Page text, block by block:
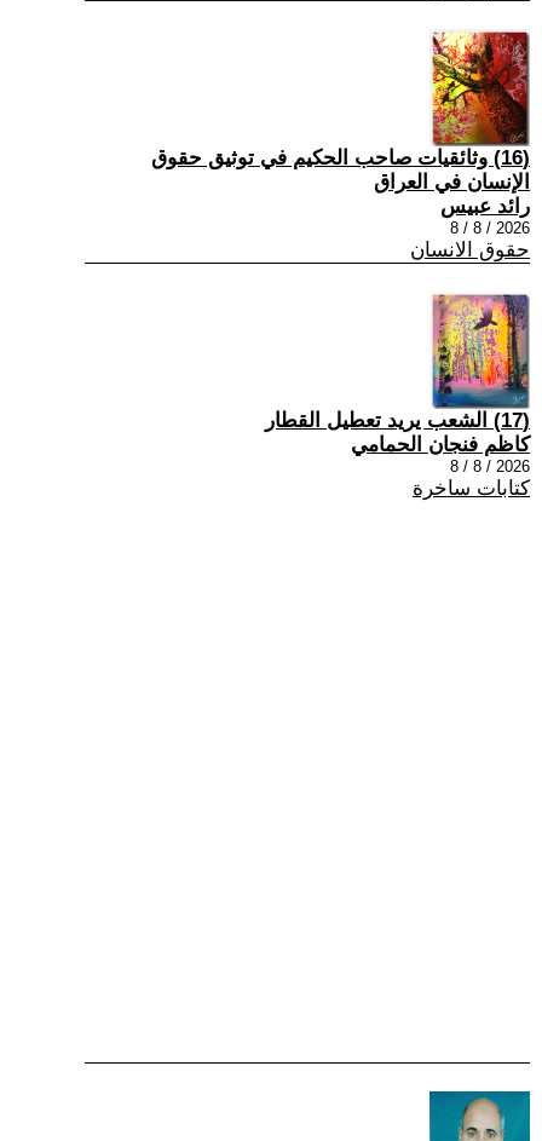
(16) وثائقيات صاحب الحكيم في توثيق حقوق
الإنسان في العراق
رائد عبيس
2026 / 8 / 8
حقوق الانسان
(17) الشعب يريد تعطيل القطار
كاظم فنجان الحمامي
2026 / 8 / 8
كتابات ساخرة